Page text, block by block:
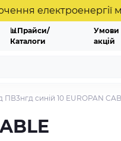
📊Прайси/
Каталоги
Умови
акцій
ПВ3нгд синій 10 EUROPAN